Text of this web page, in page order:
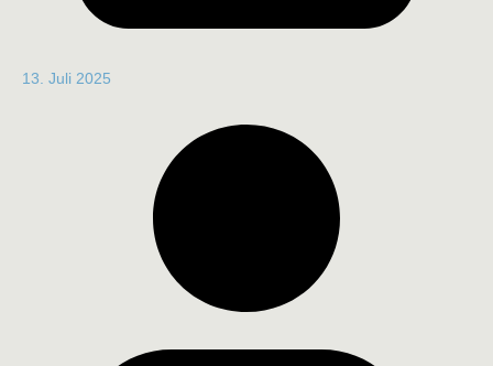
13. Juli 2025